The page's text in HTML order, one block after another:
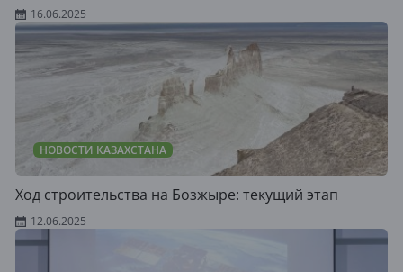
16.06.2025
НОВОСТИ КАЗАХСТАНА
Ход строительства на Бозжыре: текущий этап
12.06.2025